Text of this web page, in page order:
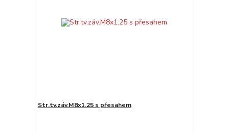
Str.tv.záv.M8x1.25 s přesahem